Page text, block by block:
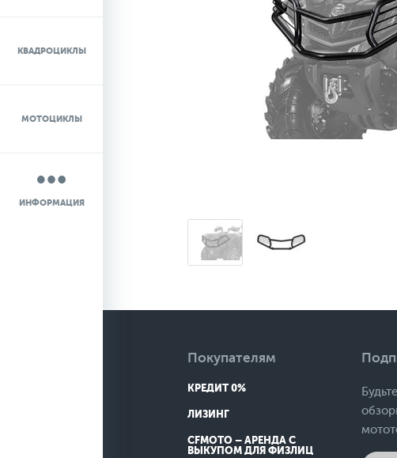
КВАДРОЦИКЛЫ
МОТОЦИКЛЫ
ИНФОРМАЦИЯ
Покупателям
КРЕДИТ 0%
ЛИЗИНГ
CFMOTO – АРЕНДА С
ВЫКУПОМ ДЛЯ ФИЗЛИЦ